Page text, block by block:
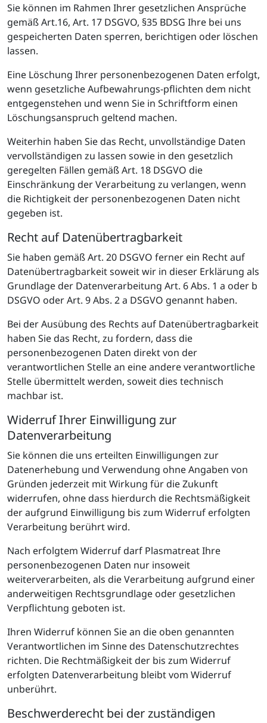
Sie können im Rahmen Ihrer gesetzlichen Ansprüche
gemäß Art.16, Art. 17 DSGVO, §35 BDSG Ihre bei uns
gespeicherten Daten sperren, berichtigen oder löschen
lassen.
Eine Löschung Ihrer personenbezogenen Daten erfolgt,
wenn gesetzliche Aufbewahrungs-pflichten dem nicht
entgegenstehen und wenn Sie in Schriftform einen
Löschungsanspruch geltend machen.
Weiterhin haben Sie das Recht, unvollständige Daten
vervollständigen zu lassen sowie in den gesetzlich
geregelten Fällen gemäß Art. 18 DSGVO die
Einschränkung der Verarbeitung zu verlangen, wenn
die Richtigkeit der personenbezogenen Daten nicht
gegeben ist.
Recht auf Datenübertragbarkeit
Sie haben gemäß Art. 20 DSGVO ferner ein Recht auf
Datenübertragbarkeit soweit wir in dieser Erklärung als
Grundlage der Datenverarbeitung Art. 6 Abs. 1 a oder b
DSGVO oder Art. 9 Abs. 2 a DSGVO genannt haben.
Bei der Ausübung des Rechts auf Datenübertragbarkeit
haben Sie das Recht, zu fordern, dass die
personenbezogenen Daten direkt von der
verantwortlichen Stelle an eine andere verantwortliche
Stelle übermittelt werden, soweit dies technisch
machbar ist.
Widerruf Ihrer Einwilligung zur
Datenverarbeitung
Sie können die uns erteilten Einwilligungen zur
Datenerhebung und Verwendung ohne Angaben von
Gründen jederzeit mit Wirkung für die Zukunft
widerrufen, ohne dass hierdurch die Rechtsmäßigkeit
der aufgrund Einwilligung bis zum Widerruf erfolgten
Verarbeitung berührt wird.
Nach erfolgtem Widerruf darf Plasmatreat Ihre
personenbezogenen Daten nur insoweit
weiterverarbeiten, als die Verarbeitung aufgrund einer
anderweitigen Rechtsgrundlage oder gesetzlichen
Verpflichtung geboten ist.
Ihren Widerruf können Sie an die oben genannten
Verantwortlichen im Sinne des Datenschutzrechtes
richten. Die Rechtmäßigkeit der bis zum Widerruf
erfolgten Datenverarbeitung bleibt vom Widerruf
unberührt.
Beschwerderecht bei der zuständigen